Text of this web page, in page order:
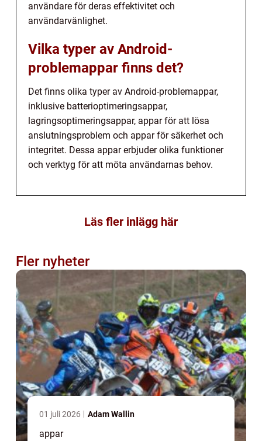
användare för deras effektivitet och
användarvänlighet.
Vilka typer av Android-
problemappar finns det?
Det finns olika typer av Android-problemappar,
inklusive batterioptimeringsappar,
lagringsoptimeringsappar, appar för att lösa
anslutningsproblem och appar för säkerhet och
integritet. Dessa appar erbjuder olika funktioner
och verktyg för att möta användarnas behov.
Läs fler inlägg här
Fler nyheter
01 juli 2026 Adam Wallin
appar